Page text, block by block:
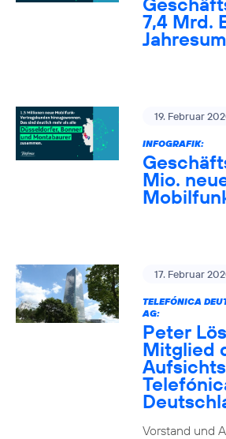
7,4 Mrd.
19. Februar
INFOGRAFIK:
Mio.
17. Februar
TELEFÓNICA
AG:
Peter
Mitglied
Vorstand und